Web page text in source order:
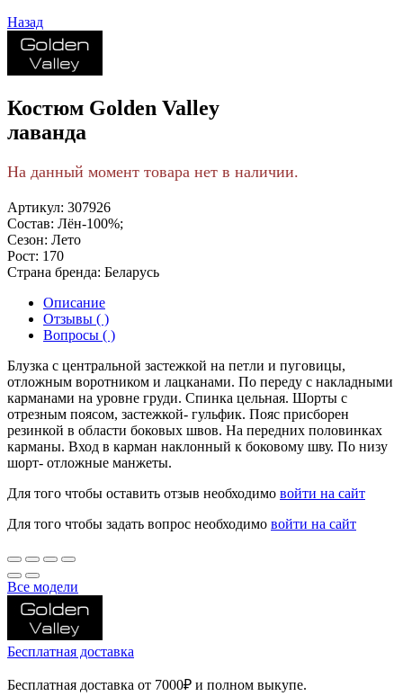
Назад
Костюм Golden Valley
лаванда
На данный момент товара нет в наличии.
Артикул: 307926
Состав: Лён-100%;
Сезон: Лето
Рост: 170
Страна бренда: Беларусь
Описание
Отзывы ( )
Вопросы ( )
Блузка с центральной застежкой на петли и пуговицы,
отложным воротником и лацканами. По переду с накладными
карманами на уровне груди. Спинка цельная. Шорты с
отрезным поясом, застежкой- гульфик. Пояс присборен
резинкой в области боковых швов. На передних половинках
карманы. Вход в карман наклонный к боковому шву. По низу
шорт- отложные манжеты.
Для того чтобы оставить отзыв необходимо войти на сайт
Для того чтобы задать вопрос необходимо войти на сайт
Все модели
Бесплатная доставка
Бесплатная доставка от 7000₽ и полном выкупе.